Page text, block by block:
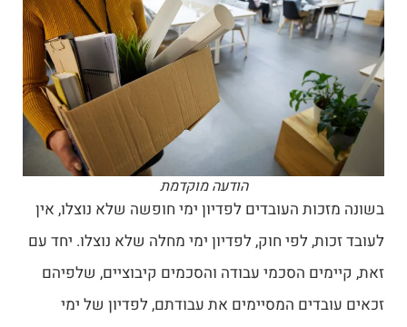
הודעה מוקדמת
בשונה מזכות העובדים לפדיון ימי חופשה שלא נוצלו, אין
לעובד זכות, לפי חוק, לפדיון ימי מחלה שלא נוצלו. יחד עם
זאת, קיימים הסכמי עבודה והסכמים קיבוציים, שלפיהם
זכאים עובדים המסיימים את עבודתם, לפדיון של ימי